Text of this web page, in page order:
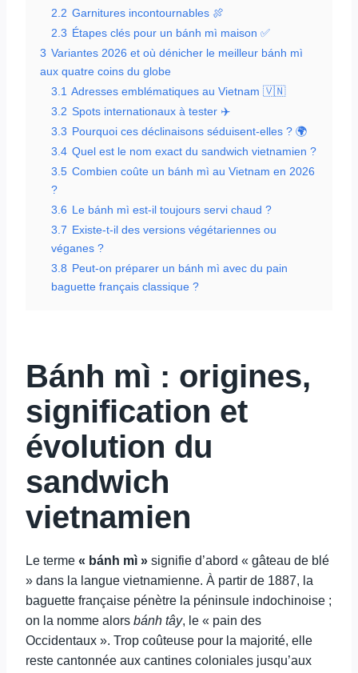
2.2 Garnitures incontournables 🍖
2.3 Étapes clés pour un bánh mì maison ✅
3 Variantes 2026 et où dénicher le meilleur bánh mì
aux quatre coins du globe
3.1 Adresses emblématiques au Vietnam 🇻🇳
3.2 Spots internationaux à tester ✈️
3.3 Pourquoi ces déclinaisons séduisent-elles ? 🌍
3.4 Quel est le nom exact du sandwich vietnamien ?
3.5 Combien coûte un bánh mì au Vietnam en 2026
?
3.6 Le bánh mì est-il toujours servi chaud ?
3.7 Existe-t-il des versions végétariennes ou
véganes ?
3.8 Peut-on préparer un bánh mì avec du pain
baguette français classique ?
Bánh mì : origines,
signification et
évolution du
sandwich
vietnamien
Le terme « bánh mì » signifie d’abord « gâteau de blé
» dans la langue vietnamienne. À partir de 1887, la
baguette française pénètre la péninsule indochinoise ;
on la nomme alors bánh tây, le « pain des
Occidentaux ». Trop coûteuse pour la majorité, elle
reste cantonnée aux cantines coloniales jusqu’aux